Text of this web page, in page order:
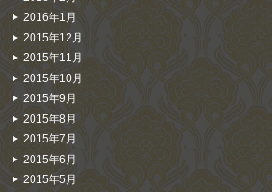
2016年1月
2015年12月
2015年11月
2015年10月
2015年9月
2015年8月
2015年7月
2015年6月
2015年5月